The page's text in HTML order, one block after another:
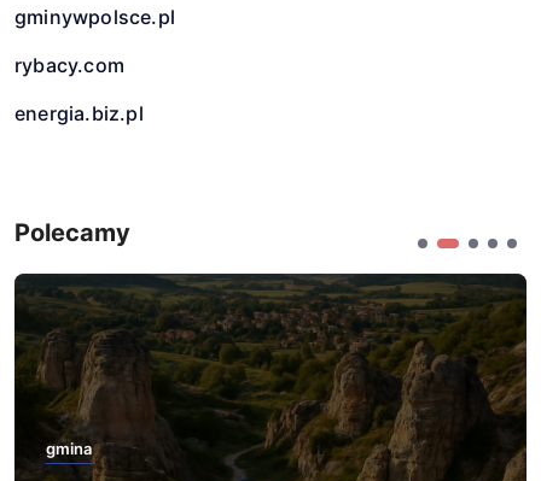
gminywpolsce.pl
rybacy.com
energia.biz.pl
Polecamy
gmina